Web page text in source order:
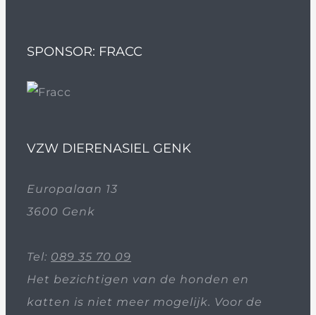
SPONSOR: FRACC
VZW DIERENASIEL GENK
Europalaan 13
3600 Genk
Tel: 089 35 70 09
Het bezichtigen van de honden en
katten is niet meer mogelijk. Voor de